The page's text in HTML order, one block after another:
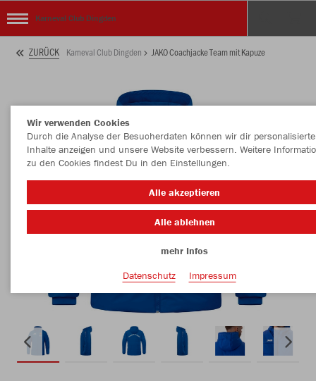
Karneval Club Dingden
ZURÜCK Karneval Club Dingden JAKO Coachjacke Team mit Kapuze
Wir verwenden Cookies
Durch die Analyse der Besucherdaten können wir dir personalisierte
Inhalte anzeigen und unsere Website verbessern. Weitere
zu den Cookies findest Du in den Einstellungen.
Alle akzeptieren
Alle ablehnen
mehr Infos
Datenschutz
Impressum